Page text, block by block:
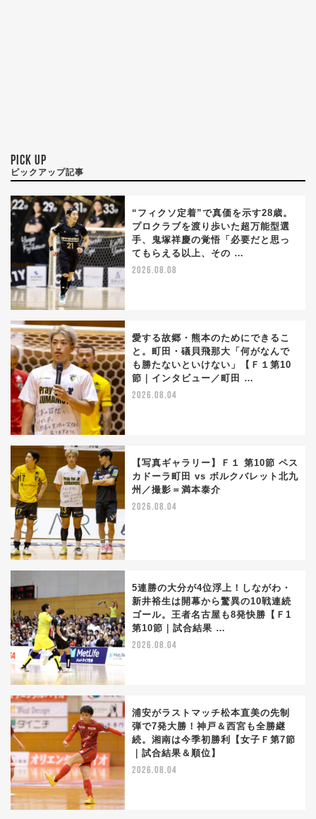
PICK UP
ピックアップ記事
“フィクソ定着”で真価を示す28歳。
プロクラブを渡り歩いた超万能型選
手、鬼塚祥慶の覚悟「必要だと思っ
てもらえる以上、その …
2026.08.08
愛する故郷・熊本のためにできるこ
と。町田・礒貝飛那大「何がなんで
も勝たないといけない」【Ｆ１第10
節｜インタビュー／町田 …
2026.08.04
【写真ギャラリー】Ｆ１ 第10節 ペス
カドーラ町田 vs ボルクバレット北九
州／撮影＝満本泰介
2026.08.04
5連勝の大分が4位浮上！しながわ・
新井裕生は開幕から驚異の10戦連続
ゴール。王者名古屋も8発快勝【Ｆ1
第10節｜試合結果 …
2026.08.04
浦安がラストマッチ松本直美の先制
弾で7発大勝！神戸＆西宮も全勝継
続。湘南は今季初勝利【女子Ｆ第7節
｜試合結果＆順位】
2026.08.04